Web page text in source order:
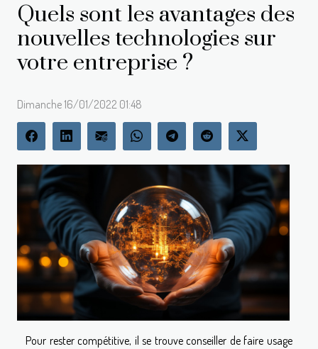
Quels sont les avantages des
nouvelles technologies sur
votre entreprise ?
Dimanche 16/01/2022 01:48
Pour rester compétitive, il se trouve conseiller de faire usage